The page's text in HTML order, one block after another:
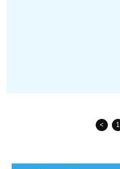
< 1